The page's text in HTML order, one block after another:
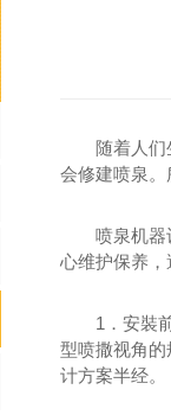
随着人们生
会修建喷泉。
喷泉机器设
心维护保养，
1．安裝前
型喷撒视角
计方案半经。